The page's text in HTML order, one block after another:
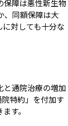
保障は悪性新生物
、同額保障は大
対しても十分な
と通院治療の増加
特約」を付加す
す。